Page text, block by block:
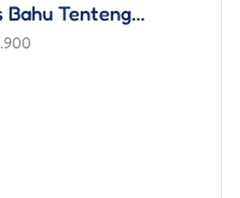
ONLY PETS Tas Bahu Tenteng Jinjing Anjing Kucing Pet Trendy Colorful Picnic Carrier Shoulder Travelling Bag Korean Style